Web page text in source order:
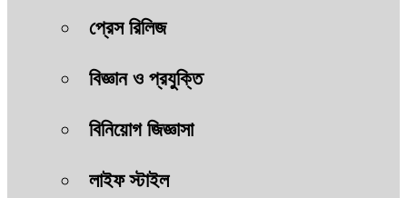
প্রেস রিলিজ
বিজ্ঞান ও প্রযুক্তি
বিনিয়োগ জিজ্ঞাসা
লাইফ স্টাইল